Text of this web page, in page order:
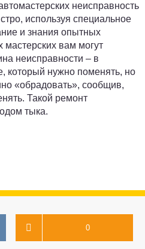
неисправность
используя специальное
и знания опытных
вам могут
неисправности – в
который нужно поменять, но
«обрадовать», сообщив,
Такой ремонт
тыка.
0